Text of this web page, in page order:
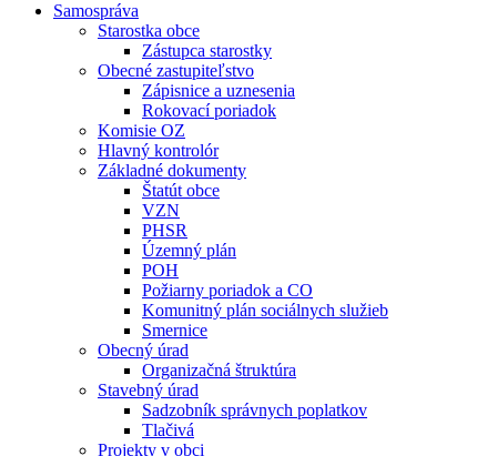
Samospráva
Starostka obce
Zástupca starostky
Obecné zastupiteľstvo
Zápisnice a uznesenia
Rokovací poriadok
Komisie OZ
Hlavný kontrolór
Základné dokumenty
Štatút obce
VZN
PHSR
Územný plán
POH
Požiarny poriadok a CO
Komunitný plán sociálnych služieb
Smernice
Obecný úrad
Organizačná štruktúra
Stavebný úrad
Sadzobník správnych poplatkov
Tlačivá
Projekty v obci